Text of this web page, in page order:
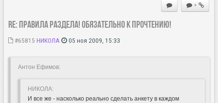
+
Re: Правила раздела! Обязательно к прочтению!
#65815 НИКОЛА 05 ноя 2009, 15:33
Антон Ефимов:
НИКОЛА:
И все же - насколько реально сделать анкету в каждом